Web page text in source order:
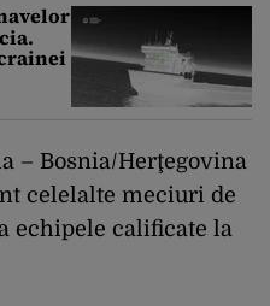
– Bosnia/Herţegovina
celelalte meciuri de
echipele calificate la